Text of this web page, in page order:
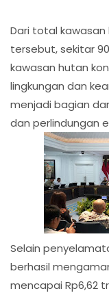
Dari total kawasan
tersebut, sekitar
kawasan hutan
lingkungan dan
menjadi bagian
dan perlindungan
Selain
berhasil
mencapai Rp6,62